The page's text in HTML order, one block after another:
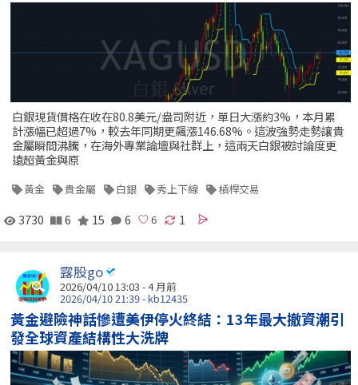
白銀現貨價格在收在80.8美元/盎司附近，單日大漲約3%，本月累
計漲幅已超過7%，較去年同期更飆漲146.68%。這波強勢走勢讓貴
金屬瞬間沸騰，在海外專業論壇與社群上，這兩天白銀被討論度更
遠超黃金與原
黃金 貴金屬 白銀 秀上下線 槓桿交易
3730 6 15 6 1
露股go
2026/04/10 13:03 - 4 月前
2026/04/10 21:39 - kb12435
黃金避險神話慘遭美伊停火終結：13年最大撤資潮引
發全球資產結構性大洗牌